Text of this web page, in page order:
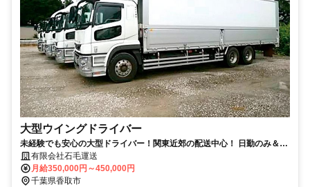
大型ウイングドライバー
未経験でも安心の大型ドライバー！関東近郊の配送中心！ 日勤のみ＆月
収35万円～45万円 長期休暇あり
有限会社石毛運送
月給350,000円～450,000円
千葉県香取市